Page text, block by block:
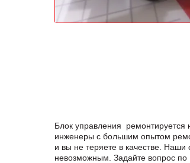
Блок управления ремонтируется
инженеры с большим опытом
и вы не теряете в качестве.
невозможным. Задайте вопрос